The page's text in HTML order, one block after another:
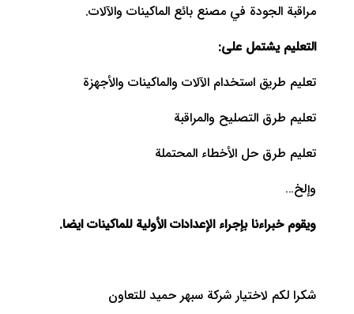
مراقبة الجودة في مصنع بائع الماكينات والآلات.
التعليم يشتمل على:
تعليم طريق استخدام الآلات والماكينات والأجهزة
تعليم طرق التصليح والمراقبة
تعليم طرق حل الأخطاء المحتملة
وإلخ…
ويقوم خبراءنا بإجراء الإعدادات الأولية للماكينات ايضا.
شكرا لكم لاختيار شركة سبهر حميد للتعاون